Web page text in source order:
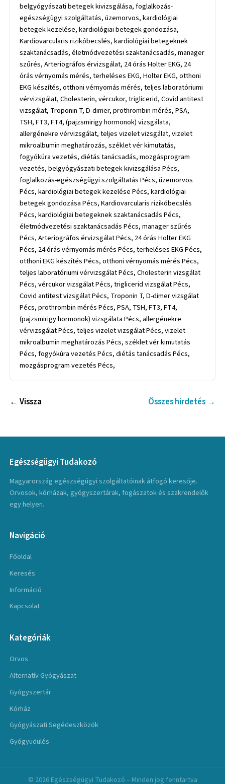
belgyógyászati betegek kivizsgálása, foglalkozás-
egészségügyi szolgáltatás, üzemorvos, kardiológiai
betegek kezelése, kardiológiai betegek gondozása,
Kardiovarcularis rizikóbecslés, kardiológiai betegeknek
szaktanácsadás, életmódvezetési szaktanácsadás, manager
szűrés, Arteriográfos érvizsgálat, 24 órás Holter EKG, 24
órás vérnyomás mérés, terheléses EKG, Holter EKG, otthoni
EKG készítés, otthoni vérnyomás mérés, teljes laboratóriumi
vérvizsgálat, Cholesterin, vércukor, triglicerid, Covid antitest
vizsgálat, Troponin T, D-dimer, prothrombin mérés, PSA,
TSH, FT3, FT4, (pajzsmirigy hormonok) vizsgálata,
allergénekre vérvizsgálat, teljes vizelet vizsgálat, vizelet
mikroalbumin meghatározás, széklet vér kimutatás,
fogyókúra vezetés, diétás tanácsadás, mozgásprogram
vezetés, belgyógyászati betegek kivizsgálása Pécs,
foglalkozás-egészségügyi szolgáltatás Pécs, üzemorvos
Pécs, kardiológiai betegek kezelése Pécs, kardiológiai
betegek gondozása Pécs, Kardiovarcularis rizikóbecslés
Pécs, kardiológiai betegeknek szaktanácsadás Pécs,
életmódvezetési szaktanácsadás Pécs, manager szűrés
Pécs, Arteriográfos érvizsgálat Pécs, 24 órás Holter EKG
Pécs, 24 órás vérnyomás mérés Pécs, terheléses EKG Pécs,
otthoni EKG készítés Pécs, otthoni vérnyomás mérés Pécs,
teljes laboratóriumi vérvizsgálat Pécs, Cholesterin vizsgálat
Pécs, vércukor vizsgálat Pécs, triglicerid vizsgálat Pécs,
Covid antitest vizsgálat Pécs, Troponin T, D-dimer vizsgálat
Pécs, prothrombin mérés Pécs, PSA, TSH, FT3, FT4,
(pajzsmirigy hormonok) vizsgálata Pécs, allergénekre
vérvizsgálat Pécs, teljes vizelet vizsgálat Pécs, vizelet
mikroalbumin meghatározás Pécs, széklet vér kimutatás
Pécs, fogyókúra vezetés Pécs, diétás tanácsadás Pécs,
mozgásprogram vezetés Pécs,
← Vissza Összes hirdetés →
Egészségügyi Tudakozó
Magyarország egészségügyi szolgáltatóinak átfogó keresője.
Orvosok, kórházak, gyógyszertárak, fogászatok és szakrendelők
egy helyen.
Navigáció
Főoldal
Keresés
Információ
Kapcsolat
Kategóriák
Orvos
Alternatív Gyógyászat
Gyógyszertár
Kórház
Gyógyászati Segédeszközök
Gyógyüdülés
© 2026 Egészségügyi Tudakozó – Minden jog fenntartva